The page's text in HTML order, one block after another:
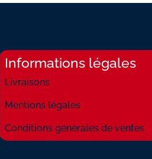
TEMPS
Informations légales
Livraisons
Mentions légales
Conditions générales de ventes